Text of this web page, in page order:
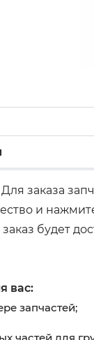
Для заказа
и
будет
вас:
запчастей;